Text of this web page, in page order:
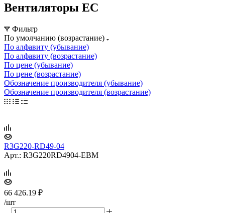
Вентиляторы EC
Фильтр
По умолчанию (возрастание)
По алфавиту (убывание)
По алфавиту (возрастание)
По цене (убывание)
По цене (возрастание)
Обозначение производителя (убывание)
Обозначение производителя (возрастание)
R3G220-RD49-04
Арт.: R3G220RD4904-EBM
66 426.19 ₽
/шт